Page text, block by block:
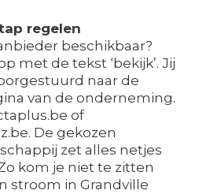
regelen
beschikbaar?
met de tekst ‘bekijk’. Jij
naar de
van de onderneming.
of
De gekozen
zet alles netjes
kom je niet te zitten
stroom in Grandville